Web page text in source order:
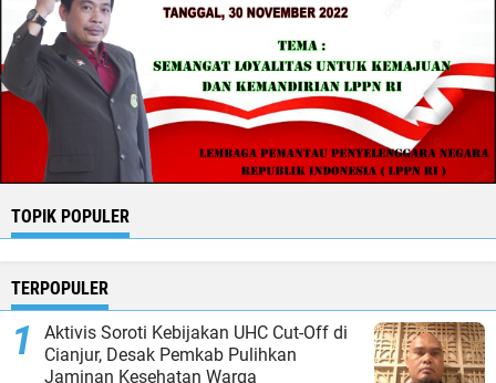
TOPIK POPULER
TERPOPULER
Aktivis Soroti Kebijakan UHC Cut-Off di
Cianjur, Desak Pemkab Pulihkan
Jaminan Kesehatan Warga